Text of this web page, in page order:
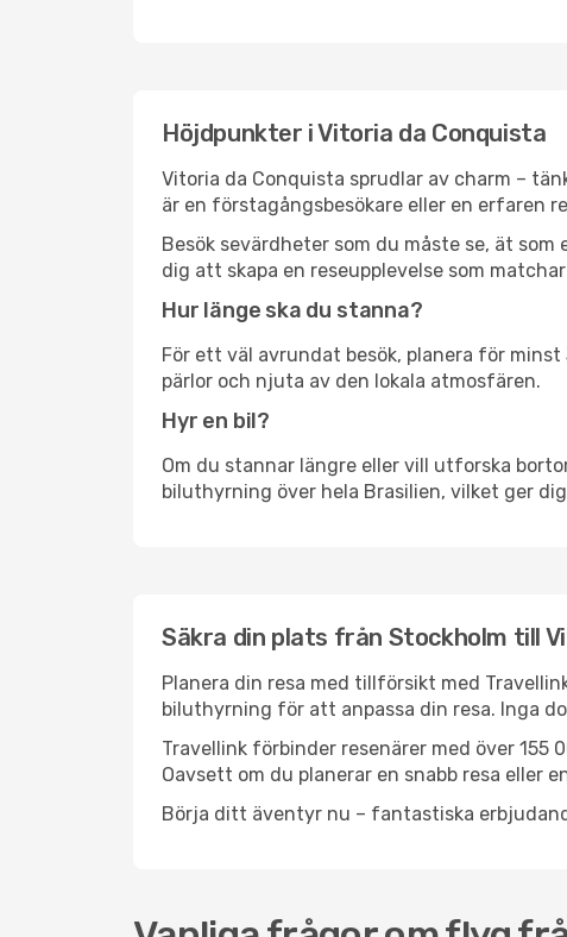
Höjdpunkter i Vitoria da Conquista
Vitoria da Conquista sprudlar av charm –
är en förstagångsbesökare eller en erfaren
Besök sevärdheter som du måste se, ät
dig att skapa en reseupplevelse som
Hur länge ska du stanna?
För ett väl avrundat besök, planera för
pärlor och njuta av den lokala atmosfären.
Hyr en bil?
Om du stannar längre eller vill utforska
biluthyrning över hela Brasilien, vilket ger
Säkra din plats från Stockholm till
Planera din resa med tillförsikt med
biluthyrning för att anpassa din resa. Inga
Travellink förbinder resenärer med över
Oavsett om du planerar en snabb resa eller
Börja ditt äventyr nu – fantastiska